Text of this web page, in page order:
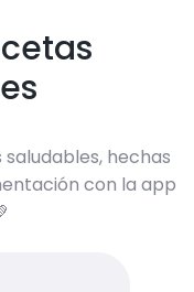
hechas
con la app